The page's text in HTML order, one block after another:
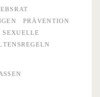
PRÄVENTION
SEXUELLE